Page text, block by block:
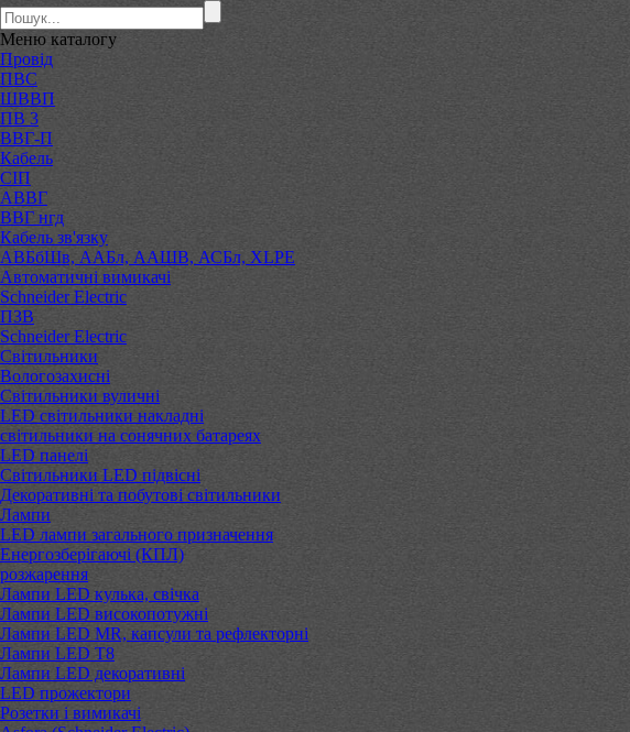
Меню каталогу
Провід
ПВС
ШВВП
ПВ 3
ВВГ-П
Кабель
СІП
АВВГ
ВВГ нгд
Кабель зв'язку
АВБбШв, ААБл, ААШВ, АСБл, XLPE
Автоматичні вимикачі
Schneider Electric
ПЗВ
Schneider Electric
Світильники
Вологозахисні
Світильники вуличні
LED світильники накладні
світильники на сонячних батареях
LED панелі
Світильники LED підвісні
Декоративні та побутові світильники
Лампи
LED лампи загального призначення
Енергозберігаючі (КПЛ)
розжарення
Лампи LED кулька, свічка
Лампи LED високопотужні
Лампи LED MR, капсули та рефлекторні
Лампи LED Т8
Лампи LED декоративні
LED прожектори
Розетки і вимикачі